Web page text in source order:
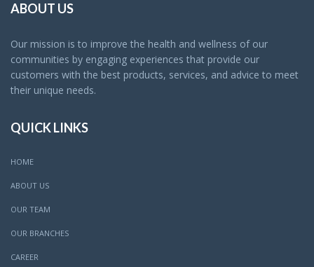
ABOUT US
Our mission is to improve the health and wellness of our
communities by engaging experiences that provide our
customers with the best products, services, and advice to meet
their unique needs.
QUICK LINKS
HOME
ABOUT US
OUR TEAM
OUR BRANCHES
CAREER